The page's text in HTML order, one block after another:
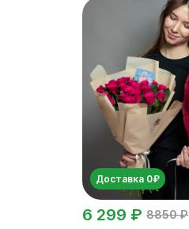
Доставка 0₽
8850 ₽
6 299 ₽